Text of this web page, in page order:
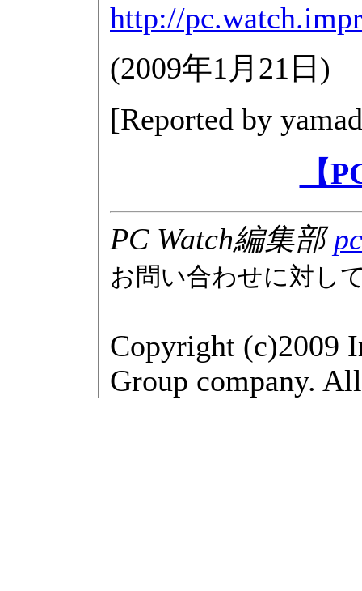
http://
(2009年1月21日 )
[Reported by
【
PC Watch編集部
お問い合わせに対し
Copyright (c)2009
Group company.